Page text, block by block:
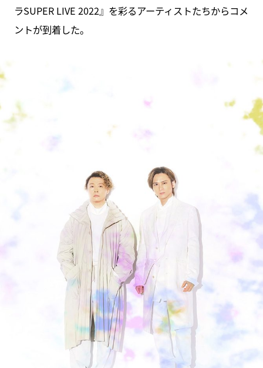
ラSUPER LIVE 2022』を彩るアーティストたちからコメ
ントが到着した。